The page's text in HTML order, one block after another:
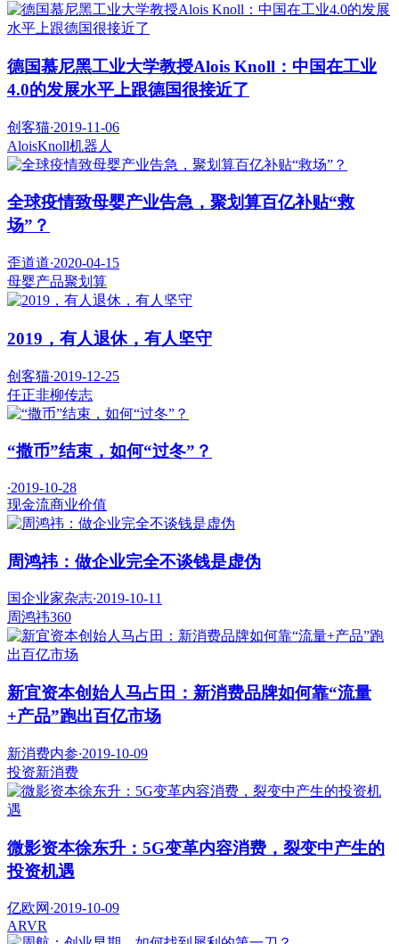
德国慕尼黑工业大学教授Alois Knoll：中国在工业
4.0的发展水平上跟德国很接近了
创客猫·2019-11-06
AloisKnoll机器人
全球疫情致母婴产业告急，聚划算百亿补贴“救
场”？
歪道道·2020-04-15
母婴产品聚划算
2019，有人退休，有人坚守
创客猫·2019-12-25
任正非柳传志
“撒币”结束，如何“过冬”？
·2019-10-28
现金流商业价值
周鸿祎：做企业完全不谈钱是虚伪
国企业家杂志·2019-10-11
周鸿祎360
新宜资本创始人马占田：新消费品牌如何靠“流量
+产品”跑出百亿市场
新消费内参·2019-10-09
投资新消费
微影资本徐东升：5G变革内容消费，裂变中产生的
投资机遇
亿欧网 ·2019-10-09
ARVR